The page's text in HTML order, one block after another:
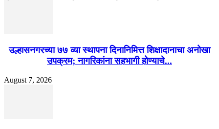
उल्हासनगरच्या ७७ व्या स्थापना दिनानिमित्त शिक्षादानाचा अनोखा
उपक्रम; नागरिकांना सहभागी होण्याचे...
August 7, 2026